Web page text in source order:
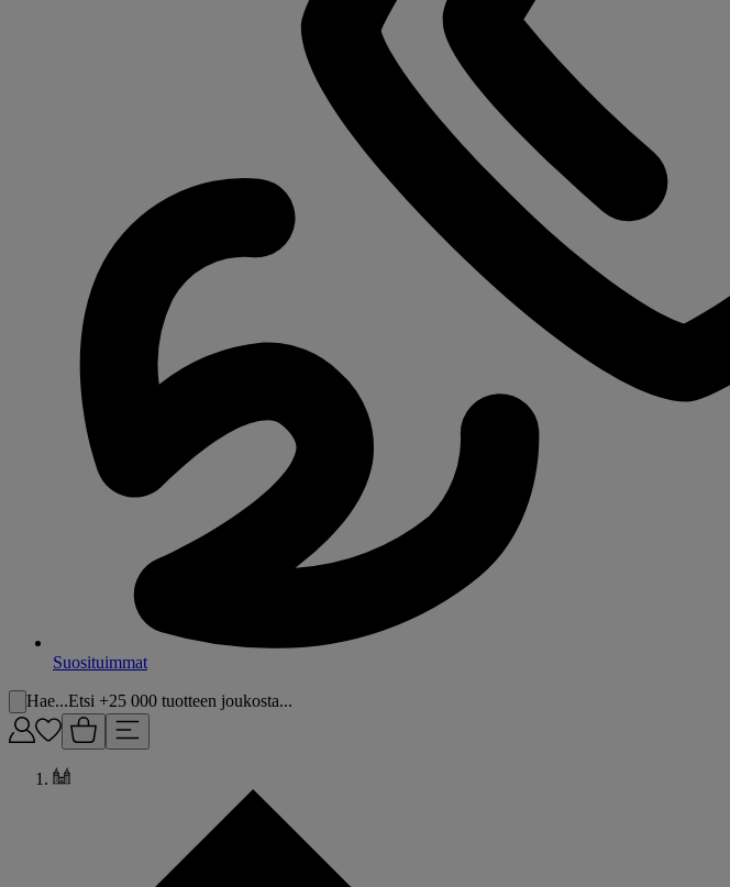
Suosituimmat
Hae...Etsi +25 000 tuotteen joukosta...